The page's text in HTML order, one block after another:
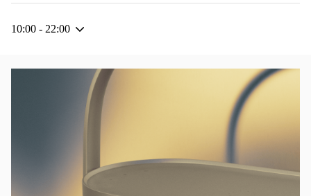
10:00 - 22:00